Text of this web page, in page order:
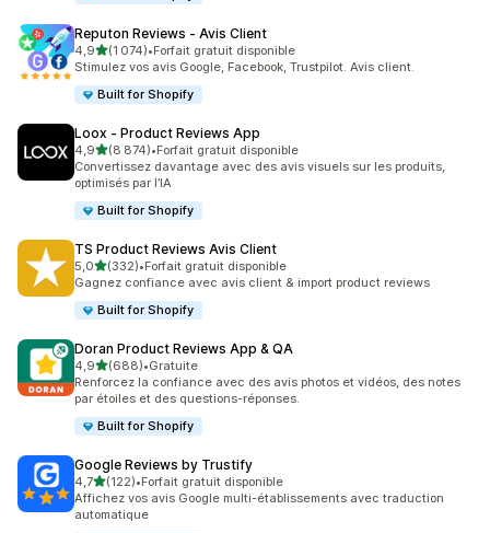
Reputon Reviews ‑ Avis Client
4,9étoile(s) sur 5
(1 074)
1074 avis au total
•Forfait gratuit disponible
Stimulez vos avis Google, Facebook, Trustpilot. Avis client.
Built for Shopify
Loox ‑ Product Reviews App
4,9étoile(s) sur 5
(8 874)
8874 avis au total
•Forfait gratuit disponible
Convertissez davantage avec des avis visuels sur les produits,
optimisés par l’IA
Built for Shopify
TS Product Reviews Avis Client
5,0étoile(s) sur 5
(332)
332 avis au total
•Forfait gratuit disponible
Gagnez confiance avec avis client & import product reviews
Built for Shopify
Doran Product Reviews App & QA
4,9étoile(s) sur 5
(688)
688 avis au total
•Gratuite
Renforcez la confiance avec des avis photos et vidéos, des notes
par étoiles et des questions-réponses.
Built for Shopify
Google Reviews by Trustify
4,7étoile(s) sur 5
(122)
122 avis au total
•Forfait gratuit disponible
Affichez vos avis Google multi-établissements avec traduction
automatique